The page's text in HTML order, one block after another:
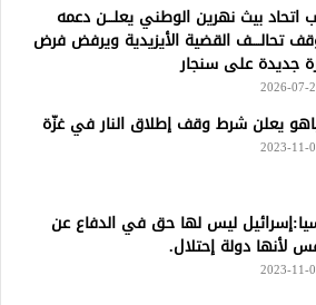
اتحاد بيث نهرين الوطني يعلـــن دعمه
تحالــــف القضية الأيزيدية ويرفض فرض
جديدة على سنجار
2026-07-
يعلن شرط وقف إطلاق النار في غزّة
2023-11-
ليس لها حق في الدفاع عن
لأنها دولة إحتلال.
2023-11-